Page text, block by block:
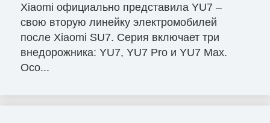
Xiaomi официально представила YU7 –
свою вторую линейку электромобилей
после Xiaomi SU7. Серия включает три
внедорожника: YU7, YU7 Pro и YU7 Max.
Осо...